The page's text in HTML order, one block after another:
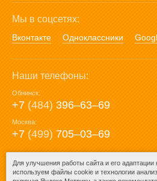
Мы в соцсетях:
Вконтакте Одноклассники
Наши телефоны:
Обнинск:
+7 (484) 396‒63‒69
Москва:
+7 (499) 705‒03‒69
E-mail:
mail@posuda40.ru
Для улучшения работы сайта и его
используем файлы cookie и технологии